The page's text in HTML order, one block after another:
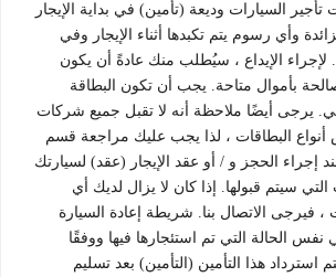
السيارات وديعة (تأمين) في بداية الإيجار
وأي رسوم يتم تكبدها أثناء الإيجار وفي
لإجراء الإيداع ، سيُطلب منك عادةً أن يكون
بأموال متاحة. يجب أن تكون البطاقة
يرجى أيضًا ملاحظة أنه لا تقبل جميع شركات
أنواع البطاقات ، لذا يجب عليك مراجعة قسم
إجراء الحجز و / أو عقد الإيجار (عقد) لسيارتك
التي سيتم قبولها. إذا كان لا يزال لديك أي
، فيرجى الاتصال بنا. شريطة إعادة السيارة
نفس الحالة التي تم استئجارها فيها ووفقًا
استرداد هذا التأمين (التأمين) بعد تسليم